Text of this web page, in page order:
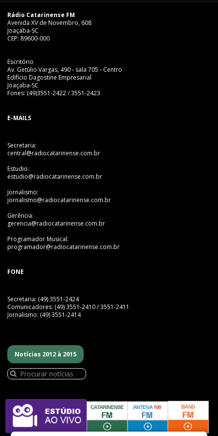
Rádio Catarinense FM
Avenida XV de Novembro, 608
Joaçaba-SC
CEP: 89600-000
Escritório
Av. Getúlio Vargas, 490 - sala 705 - Centro
Edifício Dagostine Empresarial
Joaçaba-SC
Fones: (49)3551-2422 / 3551-2423
E-MAILS
Secretaria:
central@radiocatarinense.com.br
Estudio:
estudio@radiocatarinense.com.br
Jornalismo:
jornalismo@radiocatarinense.com.br
Gerência:
gerencia@radiocatarinense.com.br
Programador Musical:
programador@radiocatarinense.com.br
FONE
Secretaria: (49) 3551-2424
Comunicadores: (49) 3551-2410 / 3551-2411
Jornalismo: (49) 3551-2414
Notícias 2012 à 2015